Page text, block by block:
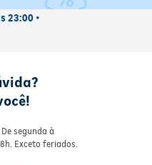
23:00 •
segunda à
Exceto feriados.